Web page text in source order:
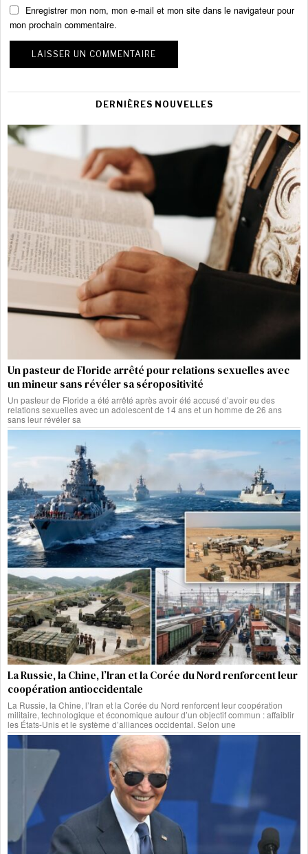
Enregistrer mon nom, mon e-mail et mon site dans le navigateur pour
mon prochain commentaire.
DERNIÈRES NOUVELLES
Un pasteur de Floride arrêté pour relations sexuelles avec
un mineur sans révéler sa séropositivité
Un pasteur de Floride a été arrêté après avoir été accusé d’avoir eu des
relations sexuelles avec un adolescent de 14 ans et un homme de 26 ans
sans leur révéler sa
La Russie, la Chine, l’Iran et la Corée du Nord renforcent leur
coopération antioccidentale
La Russie, la Chine, l’Iran et la Corée du Nord renforcent leur coopération
militaire, technologique et économique autour d’un objectif commun : affaiblir
les États-Unis et le système d’alliances occidental. Selon une